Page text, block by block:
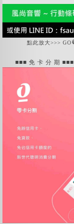
點此放大>>> GO
■■■ 免 卡 分 期 ■■■